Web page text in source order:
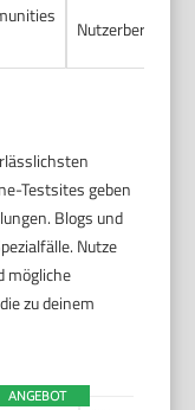
Nutzerberichte,
Testsites geben
Blogs und
Nutze
mögliche
zu deinem
ANGEBOT